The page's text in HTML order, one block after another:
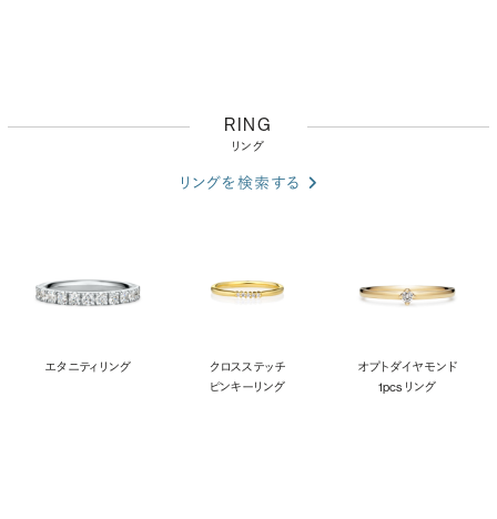
RING
リング
リングを検索する
エタニティリング
クロスステッチ
ピンキーリング
オプト ダイヤモンド
1pcs リング